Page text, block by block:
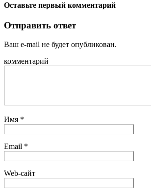
Оставьте первый комментарий
Отправить ответ
Ваш e-mail не будет опубликован.
комментарий
Имя *
Email *
Web-сайт